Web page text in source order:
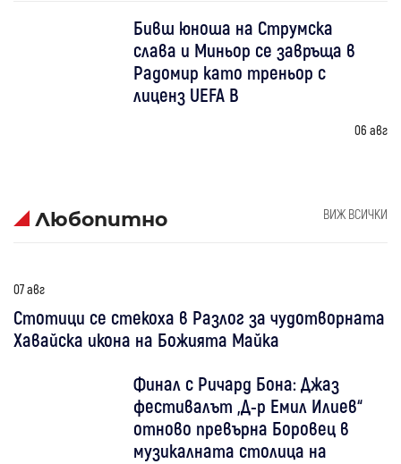
Бивш юноша на Струмска
слава и Миньор се завръща в
Радомир като треньор с
лиценз UEFA B
06 авг
Любопитно ВИЖ ВСИЧКИ
07 авг
Стотици се стекоха в Разлог за чудотворната
Хавайска икона на Божията Майка
Финал с Ричард Бона: Джаз
фестивалът „Д-р Емил Илиев“
отново превърна Боровец в
музикалната столица на